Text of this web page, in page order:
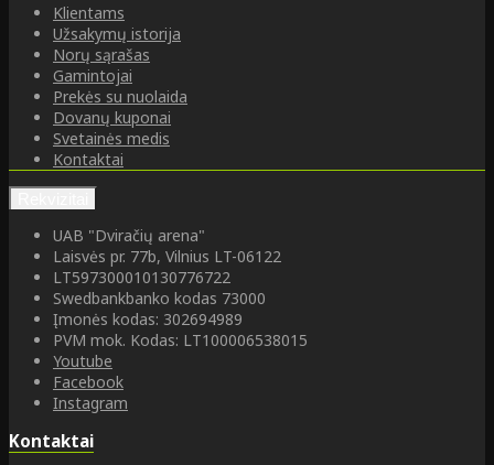
Klientams
Užsakymų istorija
Norų sąrašas
Gamintojai
Prekės su nuolaida
Dovanų kuponai
Svetainės medis
Kontaktai
UAB "Dviračių arena"
Laisvės pr. 77b, Vilnius LT-06122
LT597300010130776722
Swedbankbanko kodas 73000
Įmonės kodas: 302694989
PVM mok. Kodas: LT100006538015
Youtube
Facebook
Instagram
Kontaktai